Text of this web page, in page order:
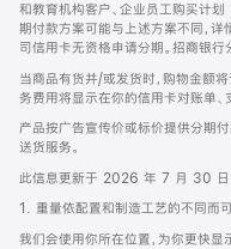
和教育机构客户、企业员工购买计
期付款方案可能与上述方案不同，详
司信用卡无资格申请分期。招商银
当商品有货并/或发货时，购物金额
务费用将显示在你的信用卡对账单、
产品按广告宣传价或标价提供分期
送货服务。
此信息更新于 2026 年 7 月 30 日
1. 重量依配置和制造工艺的不同而可
我们会使用你所在位置，为你更快显